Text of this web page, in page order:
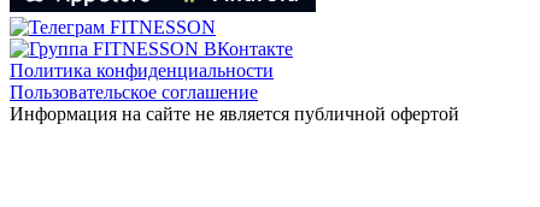
Политика конфиденциальности
Пользовательское соглашение
Информация на сайте не является публичной офертой